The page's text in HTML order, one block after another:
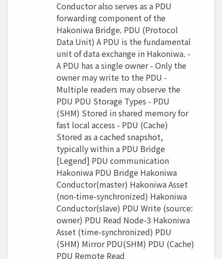
Conductor also serves as a PDU
forwarding component of the
Hakoniwa Bridge. PDU (Protocol
Data Unit) A PDU is the fundamental
unit of data exchange in Hakoniwa. -
A PDU has a single owner - Only the
owner may write to the PDU -
Multiple readers may observe the
PDU PDU Storage Types - PDU
(SHM) Stored in shared memory for
fast local access - PDU (Cache)
Stored as a cached snapshot,
typically within a PDU Bridge
[Legend] PDU communication
Hakoniwa PDU Bridge Hakoniwa
Conductor(master) Hakoniwa Asset
(non-time-synchronized) Hakoniwa
Conductor(slave) PDU Write (source:
owner) PDU Read Node-3 Hakoniwa
Asset (time-synchronized) PDU
(SHM) Mirror PDU(SHM) PDU (Cache)
PDU Remote Read